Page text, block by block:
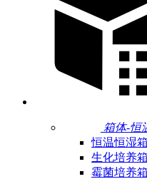
箱体-恒
恒温恒湿箱
生化培养箱
霉菌培养箱